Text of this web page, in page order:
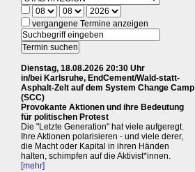
vergangene Termine anzeigen
Dienstag, 18.08.2026 20:30 Uhr
in/bei Karlsruhe, EndCement/Wald-statt-
Asphalt-Zelt auf dem System Change Camp
(SCC)
Provokante Aktionen und ihre Bedeutung
für politischen Protest
Die "Letzte Generation" hat viele aufgeregt.
Ihre Aktionen polarisieren - und viele derer,
die Macht oder Kapital in ihren Händen
halten, schimpfen auf die Aktivist*innen.
[mehr]